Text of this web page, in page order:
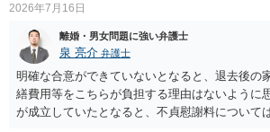
2026年7月16日
離婚・男女問題に強い弁護士
泉 亮介 弁護士
明確な合意ができていないとなると、退去後の
繕費用等をこちらが負担する理由はないように
が成立していたとなると、不貞慰謝料について